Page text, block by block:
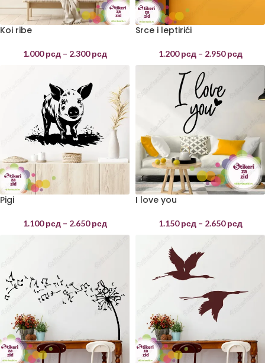
Koi ribe
1.000рсд – 2.300рсд
Srce i leptirići
1.200рсд – 2.950рсд
Pigi
1.100рсд – 2.650рсд
I love you
1.150рсд – 2.650рсд